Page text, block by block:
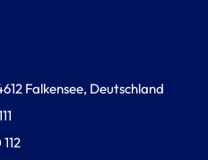
Falkensee, Deutschland